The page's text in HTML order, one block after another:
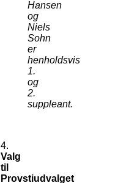
Hansen
og
Niels
Sohn
er
henholdsvis
1.
og
2.
suppleant.
4.
Valg
til
Provstiudvalget